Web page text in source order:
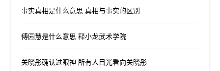
事实真相是什么意思 真相与事实的区别
傅园慧是什么意思 释小龙武术学院
关晓彤确认过眼神 所有人目光看向关晓彤